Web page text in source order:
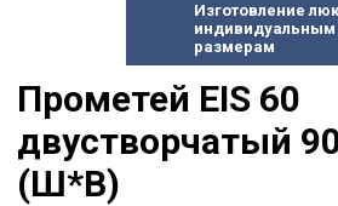
Изготовление
индивидуальным
размерам
Прометей EIS 60
двустворчатый
(Ш*В)